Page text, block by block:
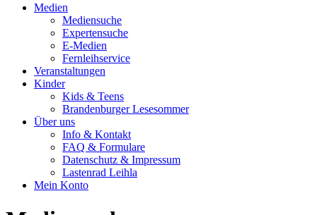
Medien
Mediensuche
Expertensuche
E-Medien
Fernleihservice
Veranstaltungen
Kinder
Kids & Teens
Brandenburger Lesesommer
Über uns
Info & Kontakt
FAQ & Formulare
Datenschutz & Impressum
Lastenrad Leihla
Mein Konto